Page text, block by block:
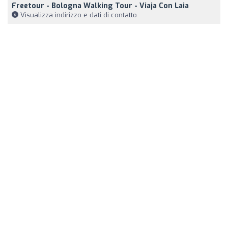
Freetour - Bologna Walking Tour - Viaja Con Laia
Visualizza indirizzo e dati di contatto